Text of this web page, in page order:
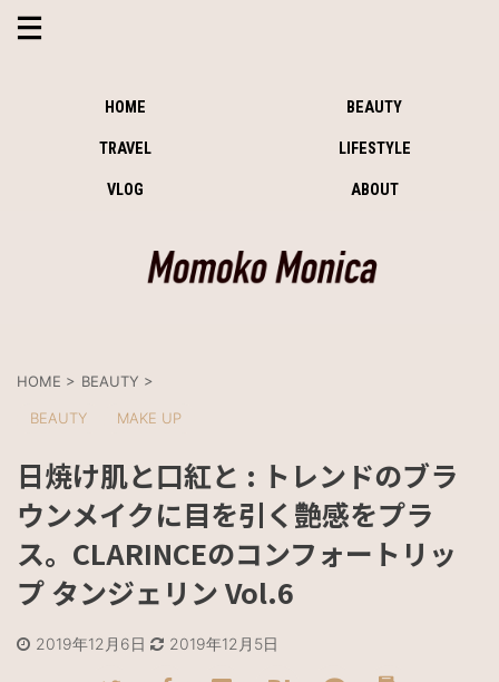
HOME BEAUTY
TRAVEL LIFESTYLE
VLOG ABOUT
HOME > BEAUTY >
BEAUTY MAKE UP
日焼け肌と口紅と : トレンドのブラ
ウンメイクに目を引く艶感をプラ
ス。CLARINCEのコンフォートリッ
プ タンジェリン Vol.6
2019年12月6日 2019年12月5日